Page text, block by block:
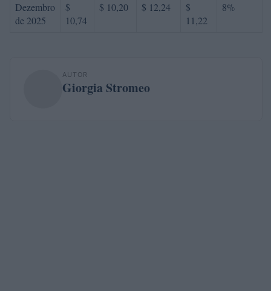
Dezembro
de 2025
$
10,74
$ 10,20 $ 12,24
$
11,22
8%
AUTOR
Giorgia Stromeo